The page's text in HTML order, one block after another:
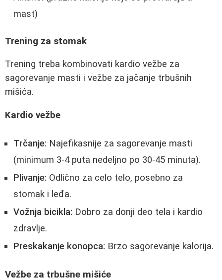
mast)
Trening za stomak
Trening treba kombinovati kardio vežbe za
sagorevanje masti i vežbe za jačanje trbušnih
mišića.
Kardio vežbe
Trčanje: Najefikasnije za sagorevanje masti
(minimum 3-4 puta nedeljno po 30-45 minuta).
Plivanje: Odlično za celo telo, posebno za
stomak i leđa.
Vožnja bicikla: Dobro za donji deo tela i kardio
zdravlje.
Preskakanje konopca: Brzo sagorevanje kalorija.
Vežbe za trbušne mišiće